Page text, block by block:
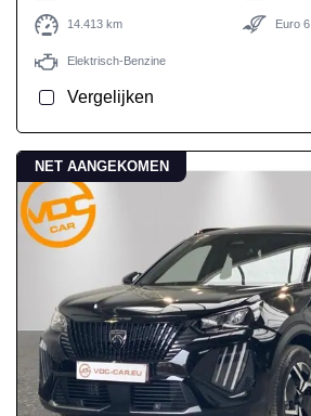
14.413 km Euro 6
Elektrisch-Benzine
Vergelijken
NET AANGEKOMEN